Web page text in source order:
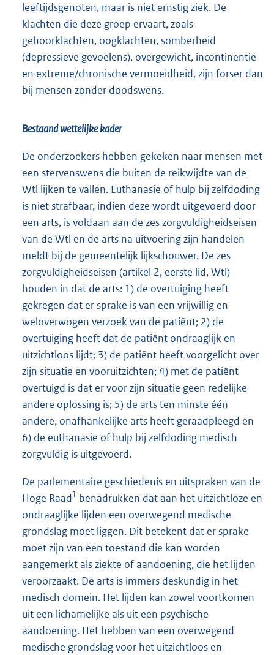
leeftijdsgenoten, maar is niet ernstig ziek. De
klachten die deze groep ervaart, zoals
gehoorklachten, oogklachten, somberheid
(depressieve gevoelens), overgewicht, incontinentie
en extreme/chronische vermoeidheid, zijn forser dan
bij mensen zonder doodswens.
Bestaand wettelijke kader
De onderzoekers hebben gekeken naar mensen met
een stervenswens die buiten de reikwijdte van de
Wtl lijken te vallen. Euthanasie of hulp bij zelfdoding
is niet strafbaar, indien deze wordt uitgevoerd door
een arts, is voldaan aan de zes zorgvuldigheidseisen
van de Wtl en de arts na uitvoering zijn handelen
meldt bij de gemeentelijk lijkschouwer. De zes
zorgvuldigheidseisen (artikel 2, eerste lid, Wtl)
houden in dat de arts: 1) de overtuiging heeft
gekregen dat er sprake is van een vrijwillig en
weloverwogen verzoek van de patiënt; 2) de
overtuiging heeft dat de patiënt ondraaglijk en
uitzichtloos lijdt; 3) de patiënt heeft voorgelicht over
zijn situatie en vooruitzichten; 4) met de patiënt
overtuigd is dat er voor zijn situatie geen redelijke
andere oplossing is; 5) de arts ten minste één
andere, onafhankelijke arts heeft geraadpleegd en
6) de euthanasie of hulp bij zelfdoding medisch
zorgvuldig is uitgevoerd.
De parlementaire geschiedenis en uitspraken van de
Hoge Raad1 benadrukken dat aan het uitzichtloze en
ondraaglijke lijden een overwegend medische
grondslag moet liggen. Dit betekent dat er sprake
moet zijn van een toestand die kan worden
aangemerkt als ziekte of aandoening, die het lijden
veroorzaakt. De arts is immers deskundig in het
medisch domein. Het lijden kan zowel voortkomen
uit een lichamelijke als uit een psychische
aandoening. Het hebben van een overwegend
medische grondslag voor het uitzichtloos en